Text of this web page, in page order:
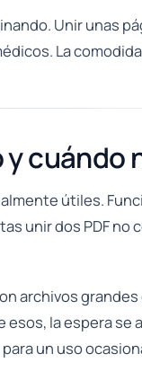
Unir unas
La
cuándo
útiles.
unir dos PDF
la espera
un uso